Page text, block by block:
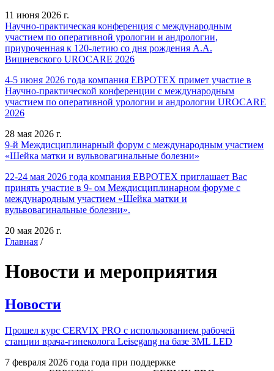
11 июня 2026 г.
Научно-практическая конференция с международным
участием по оперативной урологии и андрологии,
приуроченная к 120-летию со дня рождения А.А.
Вишневского UROCARE 2026
4-5 июня 2026 года компания ЕВРОТЕХ примет участие в
Научно-практической конференции с международным
участием по оперативной урологии и андрологии UROCARE
2026
28 мая 2026 г.
9-й Междисциплинарный форум с международным участием
«Шейка матки и вульвовагинальные болезни»
22-24 мая 2026 года компания ЕВРОТЕХ приглашает Вас
принять участие в 9- ом Междисциплинарном форуме с
международным участием «Шейка матки и
вульвовагинальные болезни».
20 мая 2026 г.
Главная /
Новости и мероприятия
Новости
Прошел курс CERVIX PRO с использованием рабочей
станции врача-гинеколога Leisegang на базе 3ML LED
7 февраля 2026 года года при поддержке